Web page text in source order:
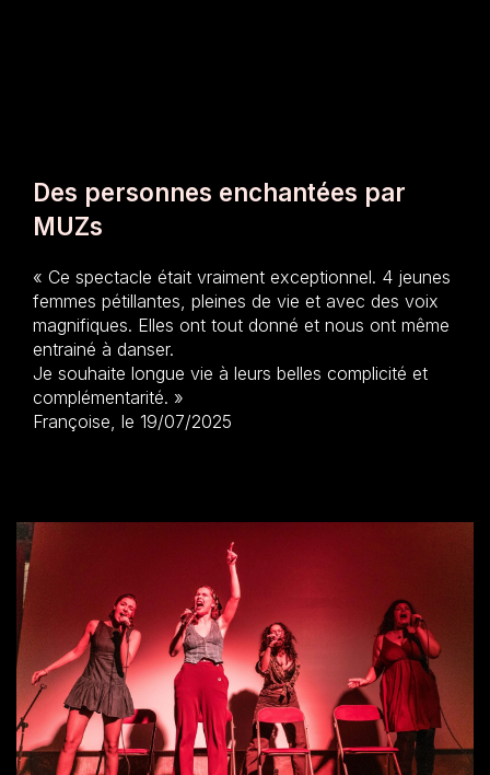
Des personnes enchantées par
MUZs
« Ce spectacle était vraiment exceptionnel. 4 jeunes
femmes pétillantes, pleines de vie et avec des voix
magnifiques. Elles ont tout donné et nous ont même
entrainé à danser.
Je souhaite longue vie à leurs belles complicité et
complémentarité. »
Françoise, le 19/07/2025